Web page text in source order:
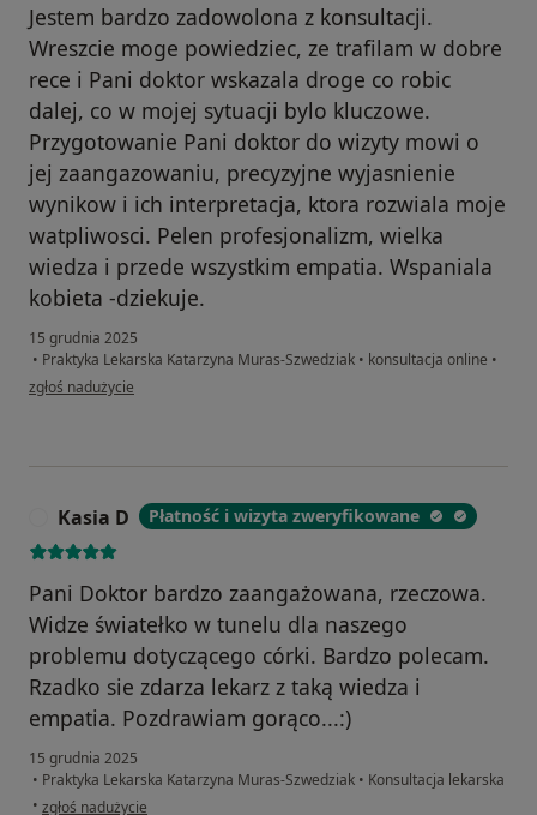
Jestem bardzo zadowolona z konsultacji.
Wreszcie moge powiedziec, ze trafilam w dobre
rece i Pani doktor wskazala droge co robic
dalej, co w mojej sytuacji bylo kluczowe.
Przygotowanie Pani doktor do wizyty mowi o
jej zaangazowaniu, precyzyjne wyjasnienie
wynikow i ich interpretacja, ktora rozwiala moje
watpliwosci. Pelen profesjonalizm, wielka
wiedza i przede wszystkim empatia. Wspaniala
kobieta -dziekuje.
15 grudnia 2025
• Praktyka Lekarska Katarzyna Muras-Szwedziak • konsultacja online •
w opinii użytkownika K.R
zgłoś nadużycie
Kasia D Płatność i wizyta zweryfikowane
Pani Doktor bardzo zaangażowana, rzeczowa.
Widze światełko w tunelu dla naszego
problemu dotyczącego córki. Bardzo polecam.
Rzadko sie zdarza lekarz z taką wiedza i
empatia. Pozdrawiam gorąco...:)
15 grudnia 2025
• Praktyka Lekarska Katarzyna Muras-Szwedziak • Konsultacja lekarska
• w opinii użytkownika Kasia D
zgłoś nadużycie